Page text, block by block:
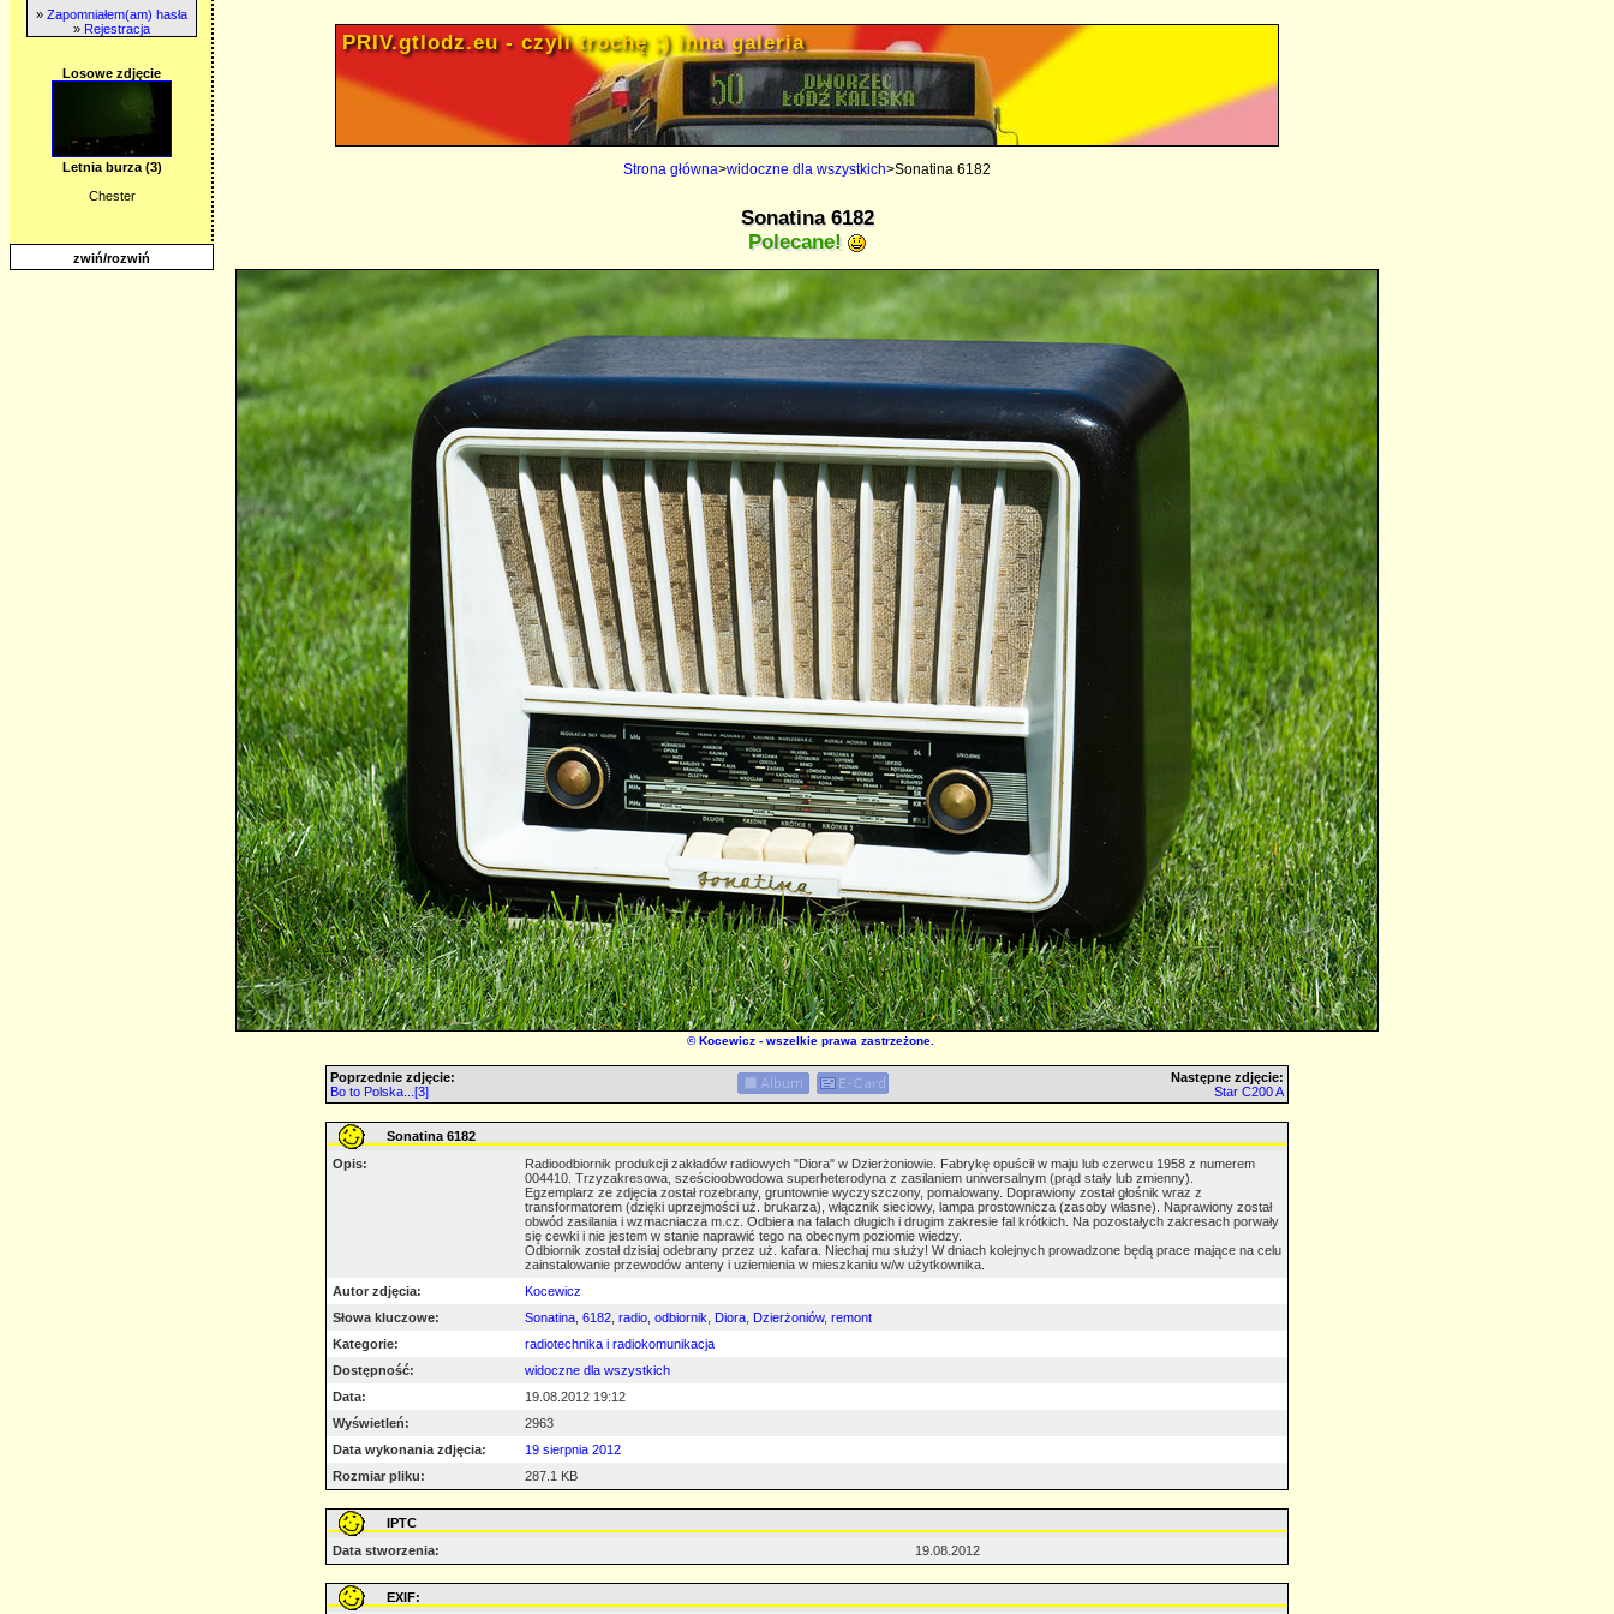
» Zapomniałem(am) hasła
» Rejestracja
Losowe zdjęcie
Letnia burza (3)
Chester
zwiń/rozwiń
PRIV.gtlodz.eu - czyli trochę ;) inna galeria
Strona główna>widoczne dla wszystkich>Sonatina 6182
Sonatina 6182
Polecane!
©Kocewicz - wszelkie prawa zastrzeżone.
Poprzednie zdjęcie:
Bo to Polska...[3]
Następne zdjęcie:
Star C200 A
Sonatina 6182
Opis:
Radioodbiornik produkcji zakładów radiowych "Diora" w Dzierżoniowie. Fabrykę opuścił w maju lub czerwcu 1958 z numerem
004410. Trzyzakresowa, sześcioobwodowa superheterodyna z zasilaniem uniwersalnym (prąd stały lub zmienny).
Egzemplarz ze zdjęcia został rozebrany, gruntownie wyczyszczony, pomalowany. Doprawiony został głośnik wraz z
transformatorem (dzięki uprzejmości uż. brukarza), włącznik sieciowy, lampa prostownicza (zasoby własne). Naprawiony został
obwód zasilania i wzmacniacza m.cz. Odbiera na falach długich i drugim zakresie fal krótkich. Na pozostałych zakresach porwały
się cewki i nie jestem w stanie naprawić tego na obecnym poziomie wiedzy.
Odbiornik został dzisiaj odebrany przez uż. kafara. Niechaj mu służy! W dniach kolejnych prowadzone będą prace mające na celu
zainstalowanie przewodów anteny i uziemienia w mieszkaniu w/w użytkownika.
Autor zdjęcia:
Kocewicz
Słowa kluczowe:
Sonatina 6182 radio odbiornik Diora Dzierżoniów, remont
Kategorie:
radiotechnika i radiokomunikacja
Dostępność:
widoczne dla wszystkich
Data:
19.08.2012 19:12
Wyświetleń:
2963
Data wykonania zdjęcia:
19 sierpnia 2012
Rozmiar pliku:
287.1 KB
IPTC
Data stworzenia:
19.08.2012
EXIF: